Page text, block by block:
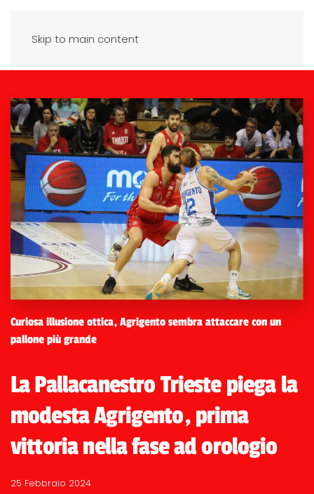
Skip to main content
Curiosa illusione ottica, Agrigento sembra attaccare con un
pallone più grande
La Pallacanestro Trieste piega la
modesta Agrigento, prima
vittoria nella fase ad orologio
25 Febbraio 2024